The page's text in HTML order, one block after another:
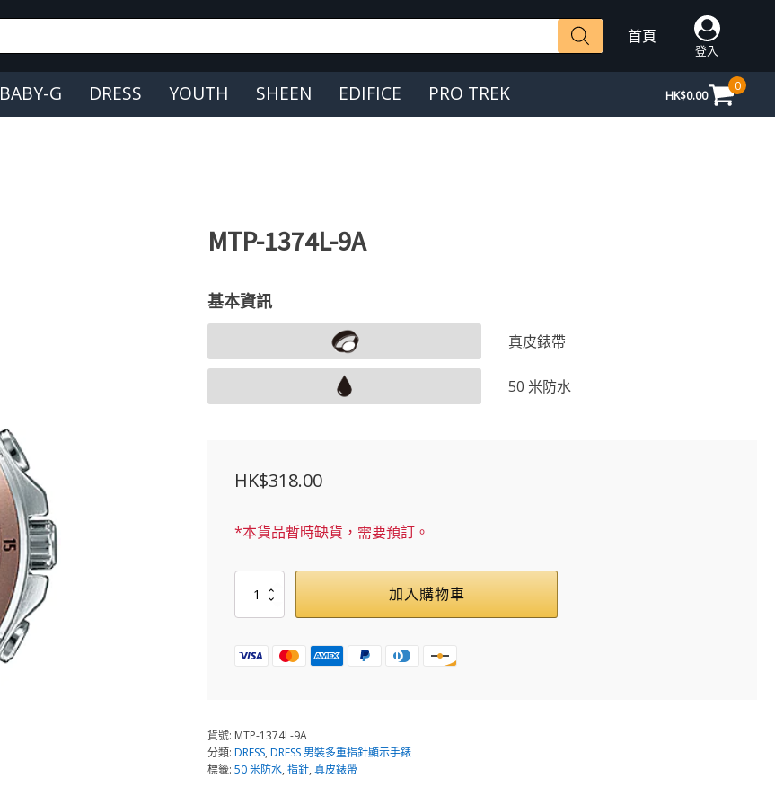
首頁
登入
BABY-G DRESS YOUTH SHEEN EDIFICE PRO TREK HK$0.00
0
MTP-1374L-9A
基本資訊
真皮錶帶
50 米防水
HK$318.00
*本貨品暫時缺貨，需要預訂。
1374L-
9A
量
加入購物車
貨號: MTP-1374L-9A
分類: DRESS, DRESS 男裝多重指針顯示手錶
標籤: 50 米防水, 指針, 真皮錶帶